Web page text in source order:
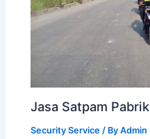
Jasa Satpam Pabrik
Security Service / ByAdmin